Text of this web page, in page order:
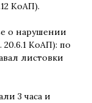
КоАП).
о нарушении
КоАП): по
листовки
3 часа и